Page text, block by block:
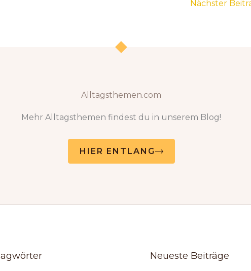
Nächster
Alltagsthemen.com
Mehr Alltagsthemen findest du in unserem Blog!
HIER ENTLANG
Neueste Beiträge